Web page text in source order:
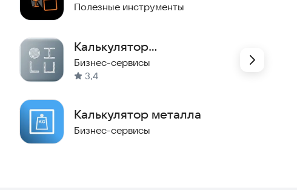
металла сделает рутинные расчёты за вас!
Полезные инструменты
Калькулятор
металлопроката
Бизнес-сервисы
3,4
Калькулятор металла
Бизнес-сервисы